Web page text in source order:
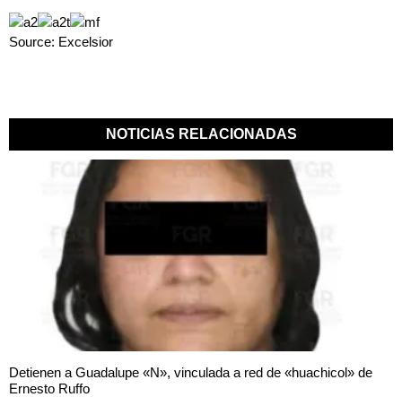
Source: Excelsior
NOTICIAS RELACIONADAS
Detienen a Guadalupe «N», vinculada a red de «huachicol» de
Ernesto Ruffo